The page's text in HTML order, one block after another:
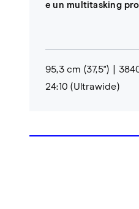
e un multitasking
95,3 cm (37,5")
24:10 (Ultrawide)